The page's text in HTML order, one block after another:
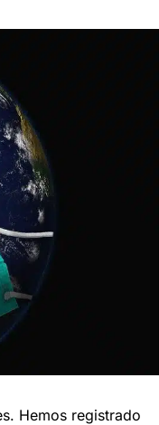
Hemos registrado